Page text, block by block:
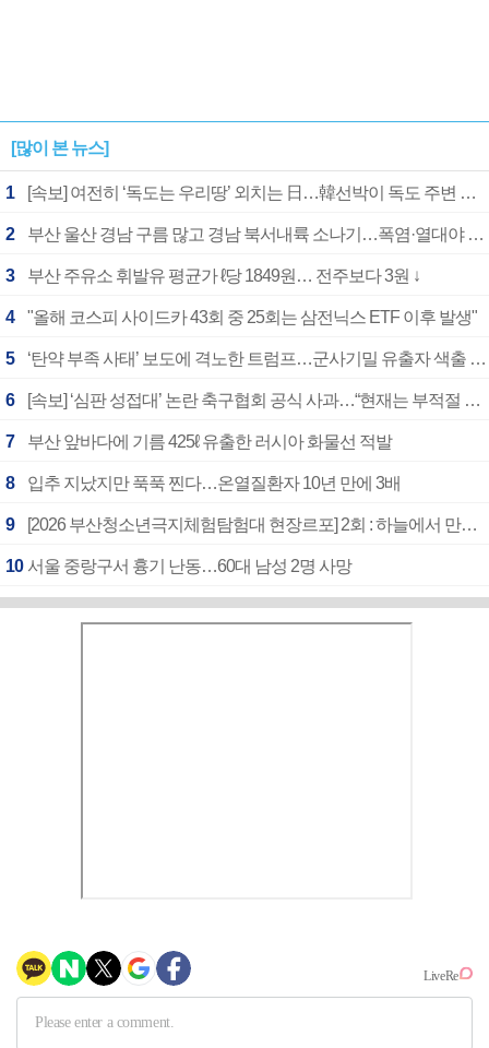
[많이 본 뉴스]
1 [속보] 여전히 ‘독도는 우리땅’ 외치는 日…韓선박이 독도 주변 해양조사 활동하자 반발
2 부산 울산 경남 구름 많고 경남 북서내륙 소나기…폭염·열대야 계속
3 부산 주유소 휘발유 평균가 ℓ당 1849원… 전주보다 3원 ↓
4 "올해 코스피 사이드카 43회 중 25회는 삼전닉스 ETF 이후 발생"
5 ‘탄약 부족 사태’ 보도에 격노한 트럼프…군사기밀 유출자 색출 지시
6 [속보] ‘심판 성접대’ 논란 축구협회 공식 사과…“현재는 부적절 행위 없어”
7 부산 앞바다에 기름 425ℓ 유출한 러시아 화물선 적발
8 입추 지났지만 푹푹 찐다…온열질환자 10년 만에 3배
9 [2026 부산청소년극지체험탐험대 현장르포] 2회 : 하늘에서 만난 얼음의 나라
10 서울 중랑구서 흉기 난동…60대 남성 2명 사망